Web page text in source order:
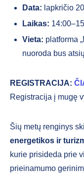
Data: lapkričio
Laikas:
Vieta: platforma
nuoroda bus
REGISTRACIJA:
Registracija į mugę
Šių metų renginys
energetikos ir
kurie prisideda prie
prieinamumo